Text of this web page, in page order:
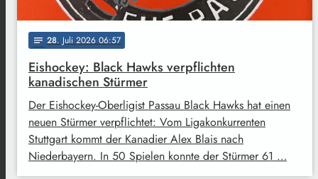
notes 28. Juli 2026 06:57
Eishockey: Black Hawks verpflichten
kanadischen Stürmer
Der Eishockey-Oberligist Passau Black Hawks hat einen
neuen Stürmer verpflichtet: Vom Ligakonkurrenten
Stuttgart kommt der Kanadier Alex Blais nach
Niederbayern. In 50 Spielen konnte der Stürmer 61 …